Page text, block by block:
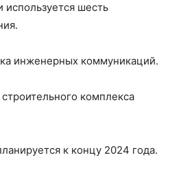
используется шесть
инженерных коммуникаций.
комплекса
к концу 2024 года.